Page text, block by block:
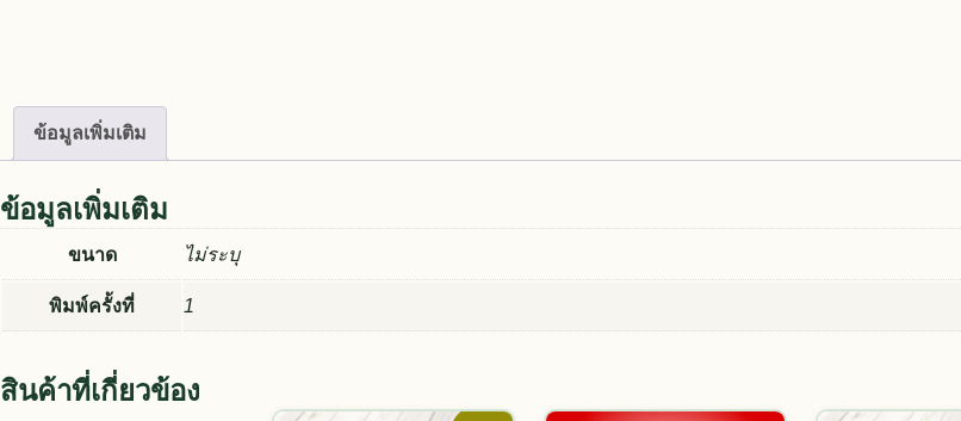
ข้อมูลเพิ่มเติม
ข้อมูลเพิ่มเติม
ขนาด ไม่ระบุ
พิมพ์ครั้งที่ 1
สินค้าที่เกี่ยวข้อง